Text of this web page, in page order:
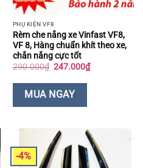
PHỤ KIỆN VF8
Rèm che nắng xe Vinfast VF8,
VF 8, Hàng chuẩn khít theo xe,
chắn nắng cực tốt
290.000₫ Giá
là:
290.000₫.
247.000₫Giá
hiện
MUA NGAY
-4%